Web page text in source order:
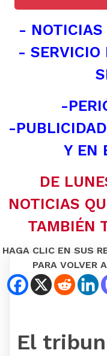
- NOTICIAS
- SERVICIO
-
-
Y EN
DE
NOTICIAS
TAMBIÉN
HAGA CLIC EN SUS
PARA VOLVER
El